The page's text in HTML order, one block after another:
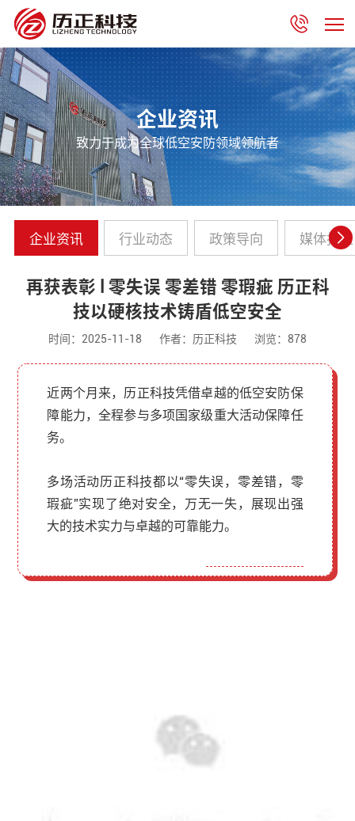
企业资讯
致力于成为全球低空安防领域领航者
企业资讯 行业动态 政策导向 媒体报道
再获表彰 l 零失误 零差错 零瑕疵 历正科
技以硬核技术铸盾低空安全
时间：2025-11-18 作者：历正科技 浏览：878
近两个月来，历正科技凭借卓越的低空安防保
障能力，全程参与多项国家级重大活动保障任
务。
多场活动历正科技都以“零失误，零差错，零
瑕疵”实现了绝对安全，万无一失，展现出强
大的技术实力与卓越的可靠能力。